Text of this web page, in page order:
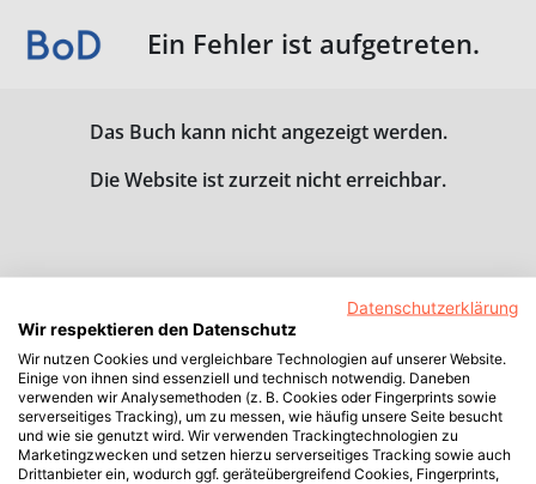
Ein Fehler ist aufgetreten.
Das Buch kann nicht angezeigt werden.
Die Website ist zurzeit nicht erreichbar.
Datenschutzerklärung
Wir respektieren den Datenschutz
Wir nutzen Cookies und vergleichbare Technologien auf unserer Website.
Einige von ihnen sind essenziell und technisch notwendig. Daneben
verwenden wir Analysemethoden (z. B. Cookies oder Fingerprints sowie
serverseitiges Tracking), um zu messen, wie häufig unsere Seite besucht
und wie sie genutzt wird. Wir verwenden Trackingtechnologien zu
Marketingzwecken und setzen hierzu serverseitiges Tracking sowie auch
Drittanbieter ein, wodurch ggf. geräteübergreifend Cookies, Fingerprints,